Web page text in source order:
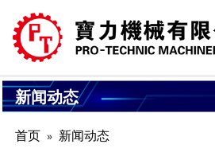
新闻动态
首页 新闻动态